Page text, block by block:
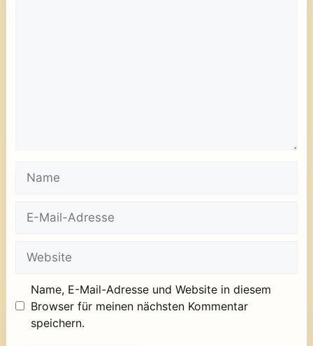
Mail-
Name, E-Mail-Adresse und Website in diesem
Browser für meinen nächsten Kommentar
speichern.